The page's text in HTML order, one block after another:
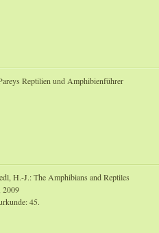
Reptilien und Amphibienführer
H.-J.: The Amphibians and Reptiles
2009
45.